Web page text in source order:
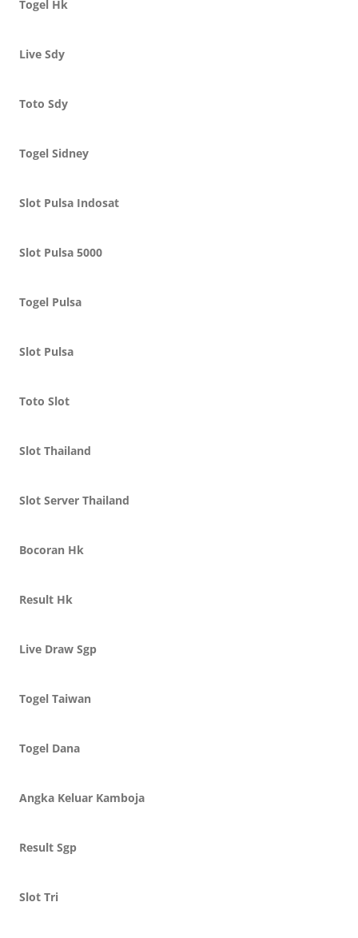
Togel Hk
Live Sdy
Toto Sdy
Togel Sidney
Slot Pulsa Indosat
Slot Pulsa 5000
Togel Pulsa
Slot Pulsa
Toto Slot
Slot Thailand
Slot Server Thailand
Bocoran Hk
Result Hk
Live Draw Sgp
Togel Taiwan
Togel Dana
Angka Keluar Kamboja
Result Sgp
Slot Tri